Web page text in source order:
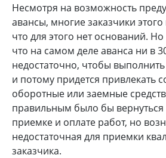
Несмотря на возможность
авансы, многие заказчики
что для этого нет оснований.
что на самом деле аванса ни в
недостаточно, чтобы
и потому придется привлекать
оборотные или заемные
правильным было бы вернуться
приемке и оплате работ, но
недостаточная для приемки
заказчика.